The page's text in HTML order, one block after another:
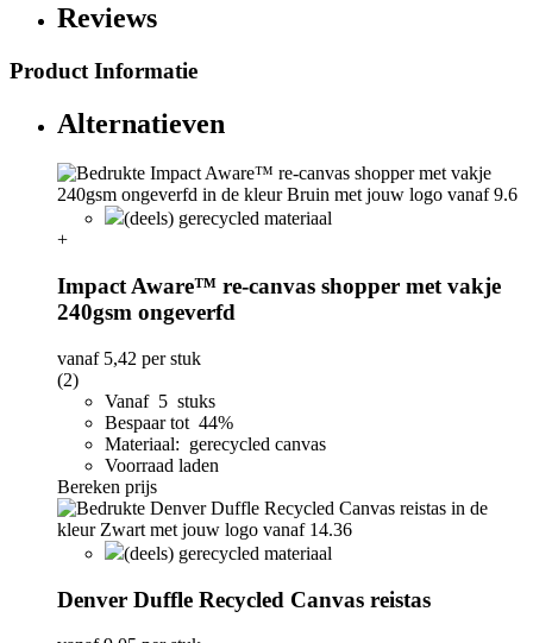
Reviews
Product Informatie
Alternatieven
(deels) gerecycled materiaal
+
Impact Aware™ re-canvas shopper met vakje
240gsm ongeverfd
vanaf 5,42 per stuk
(2)
Vanaf 5 stuks
Bespaar tot 44%
Materiaal: gerecycled canvas
Voorraad laden
Bereken prijs
(deels) gerecycled materiaal
Denver Duffle Recycled Canvas reistas